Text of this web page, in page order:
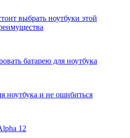
выбрать ноутбуки этой
батарею для ноутбука
ноутбука и не ошибиться
12